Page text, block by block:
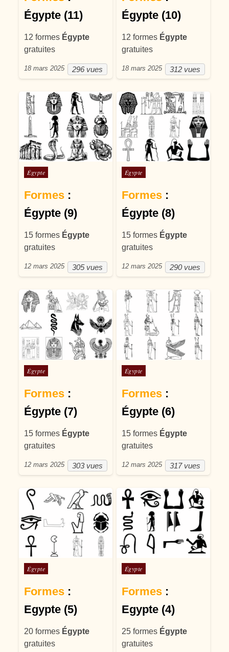
Égypte (11)
12 formes Égypte
gratuites
296 vues
18 mars 2025
Égypte (10)
12 formes Égypte
gratuites
312 vues
18 mars 2025
Posté dans
Égypte
Formes :
Égypte (9)
15 formes Égypte
gratuites
305 vues
12 mars 2025
Posté dans
Égypte
Formes:
Égypte (8)
15 formes Égypte
gratuites
290 vues
12 mars 2025
Posté dans
Égypte
Formes :
Égypte (7)
15 formes Égypte
gratuites
303 vues
12 mars 2025
Posté dans
Égypte
Formes:
Égypte (6)
15 formes Égypte
gratuites
317 vues
12 mars 2025
Posté dans
Égypte
Formes :
Egypte (5)
20 formes Égypte
gratuites
Posté dans
Égypte
Formes:
Egypte (4)
25 formes Égypte
gratuites